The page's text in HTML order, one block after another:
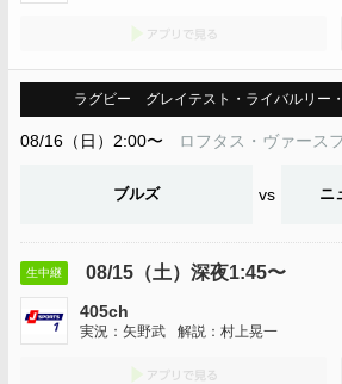
ラグビー グレイテスト・ライバルリー
08/16（日）2:00〜 ロフタス・ヴァース
ブルズ vs ニ
生中継 08/15（土）深夜1:45〜
405ch
実況：矢野武 解説：村上晃一